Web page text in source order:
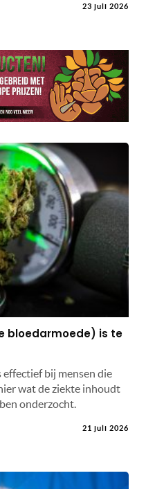
23 juli 2026
bloedarmoede) is te
effectief bij mensen die
wat de ziekte inhoudt
onderzocht.
21 juli 2026